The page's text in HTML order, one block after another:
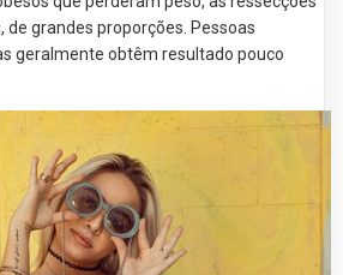
de grandes proporções. Pessoas
geralmente obtêm resultado pouco